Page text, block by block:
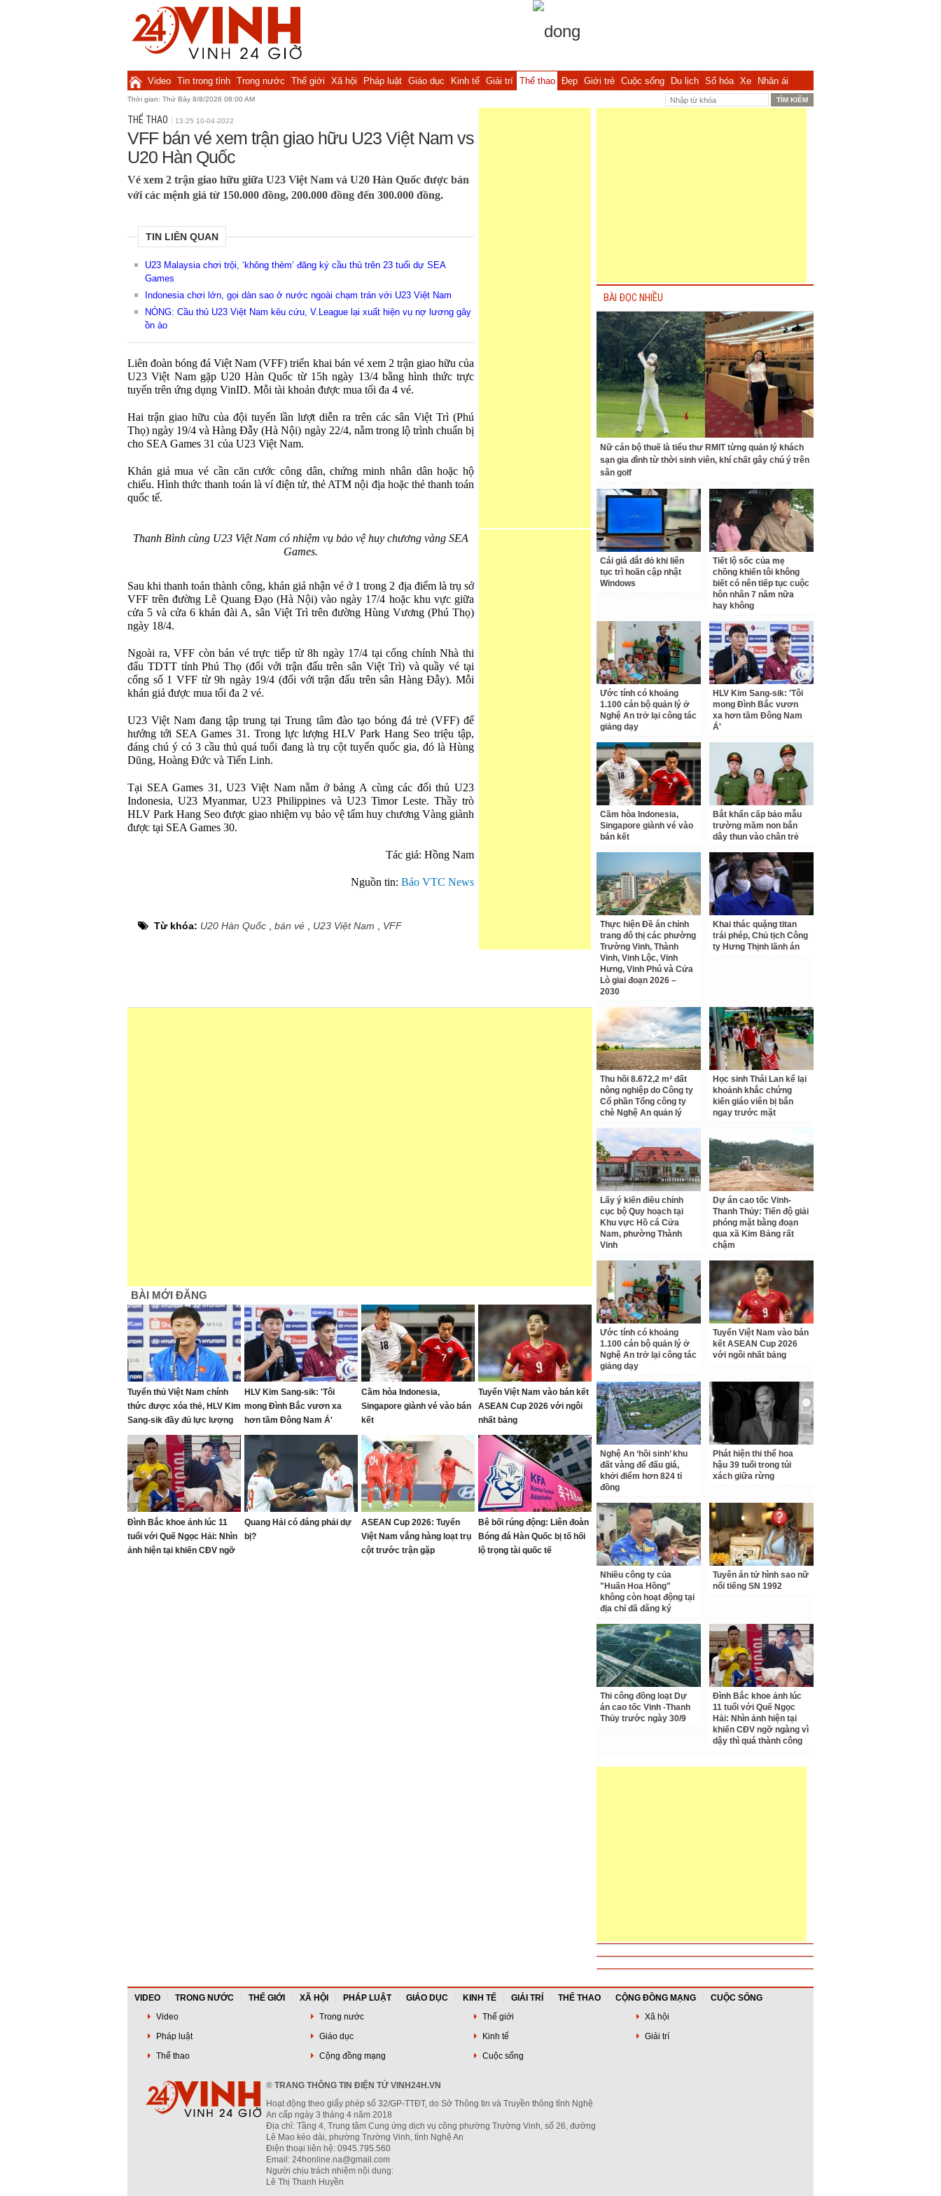
Video Tin trong tỉnh Trong nước Thế giới Xã hội Pháp luật Giáo dục Kinh tế Giải trí Thể thao Đẹp Giới trẻ Cuộc sống Du lịch Số hóa Xe Nhân ái
Thời gian: Thứ Bảy 8/8/2026 08:00 AM
THỂ THAO 13:25 10-04-2022
VFF bán vé xem trận giao hữu U23 Việt Nam vs
U20 Hàn Quốc
Vé xem 2 trận giao hữu giữa U23 Việt Nam và U20 Hàn Quốc được bán
với các mệnh giá từ 150.000 đồng, 200.000 đồng đến 300.000 đồng.
TIN LIÊN QUAN
U23 Malaysia chơi trội, ‘không thèm’ đăng ký cầu thủ trên 23 tuổi dự SEA
Games
Indonesia chơi lớn, gọi dàn sao ở nước ngoài chạm trán với U23 Việt Nam
NÓNG: Cầu thủ U23 Việt Nam kêu cứu, V.League lại xuất hiện vụ nợ lương gây
ồn ào
Liên đoàn bóng đá Việt Nam (VFF) triển khai bán vé xem 2 trận giao hữu của
U23 Việt Nam gặp U20 Hàn Quốc từ 15h ngày 13/4 bằng hình thức trực
tuyến trên ứng dụng VinID. Mỗi tài khoản được mua tối đa 4 vé.
Hai trận giao hữu của đội tuyển lần lượt diễn ra trên các sân Việt Trì (Phú
Thọ) ngày 19/4 và Hàng Đẫy (Hà Nội) ngày 22/4, nằm trong lộ trình chuẩn bị
cho SEA Games 31 của U23 Việt Nam.
Khán giả mua vé cần căn cước công dân, chứng minh nhân dân hoặc hộ
chiếu. Hình thức thanh toán là ví điện tử, thẻ ATM nội địa hoặc thẻ thanh toán
quốc tế.
Thanh Bình cùng U23 Việt Nam có nhiệm vụ bảo vệ huy chương vàng SEA
Games.
Sau khi thanh toán thành công, khán giả nhận vé ở 1 trong 2 địa điểm là trụ sở
VFF trên đường Lê Quang Đạo (Hà Nội) vào ngày 17/4 hoặc khu vực giữa
cửa 5 và cửa 6 khán đài A, sân Việt Trì trên đường Hùng Vương (Phú Thọ)
ngày 18/4.
Ngoài ra, VFF còn bán vé trực tiếp từ 8h ngày 17/4 tại cổng chính Nhà thi
đấu TDTT tỉnh Phú Thọ (đối với trận đấu trên sân Việt Trì) và quầy vé tại
cổng số 1 VFF từ 9h ngày 19/4 (đối với trận đấu trên sân Hàng Đẫy). Mỗi
khán giả được mua tối đa 2 vé.
U23 Việt Nam đang tập trung tại Trung tâm đào tạo bóng đá trẻ (VFF) để
hướng tới SEA Games 31. Trong lực lượng HLV Park Hang Seo triệu tập,
đáng chú ý có 3 cầu thủ quá tuổi đang là trụ cột tuyển quốc gia, đó là Hùng
Dũng, Hoàng Đức và Tiến Linh.
Tại SEA Games 31, U23 Việt Nam nằm ở bảng A cùng các đối thủ U23
Indonesia, U23 Myanmar, U23 Philippines và U23 Timor Leste. Thầy trò
HLV Park Hang Seo được giao nhiệm vụ bảo vệ tấm huy chương Vàng giành
được tại SEA Games 30.
Tác giả: Hồng Nam
Nguồn tin: Báo VTC News
Từ khóa: U20 Hàn Quốc bán vé U23 Việt Nam VFF
BÀI MỚI ĐĂNG
Tuyển thủ Việt Nam chính
thức được xóa thẻ, HLV Kim
Sang-sik đầy đủ lực lượng
đá bán kết AFF Cup
HLV Kim Sang-sik: 'Tôi
mong Đình Bắc vươn xa
hơn tầm Đông Nam Á'
Cầm hòa Indonesia,
Singapore giành vé vào bán
kết
Tuyển Việt Nam vào bán kết
ASEAN Cup 2026 với ngôi
nhất bảng
Đình Bắc khoe ảnh lúc 11
tuổi với Quế Ngọc Hải: Nhìn
ảnh hiện tại khiến CĐV ngỡ
Quang Hải có đáng phải dự
bị?
ASEAN Cup 2026: Tuyển
Việt Nam vắng hàng loạt trụ
cột trước trận gặp
Bê bối rúng động: Liên đoàn
Bóng đá Hàn Quốc bị tố hối
lộ trọng tài quốc tế
BÀI ĐỌC NHIỀU
Nữ cán bộ thuế là tiểu thư RMIT từng quản lý khách
sạn gia đình từ thời sinh viên, khí chất gây chú ý trên
sân golf
Cái giá đắt đỏ khi liên
tục trì hoãn cập nhật
Windows
Tiết lộ sốc của mẹ
chồng khiến tôi không
biết có nên tiếp tục cuộc
hôn nhân 7 năm nữa
hay không
Ước tính có khoảng
1.100 cán bộ quản lý ở
Nghệ An trở lại công tác
giảng dạy
HLV Kim Sang-sik: 'Tôi
mong Đình Bắc vươn
xa hơn tầm Đông Nam
Á'
Cầm hòa Indonesia,
Singapore giành vé vào
bán kết
Bắt khẩn cấp bảo mẫu
trường mầm non bắn
dây thun vào chân trẻ
Thực hiện Đề án chỉnh
trang đô thị các phường
Trường Vinh, Thành
Vinh, Vinh Lộc, Vinh
Hưng, Vinh Phú và Cửa
Lò giai đoạn 2026 –
2030
Khai thác quặng titan
trái phép, Chủ tịch Công
ty Hưng Thịnh lãnh án
Thu hồi 8.672,2 m² đất
nông nghiệp do Công ty
Cổ phần Tổng công ty
chè Nghệ An quản lý
Học sinh Thái Lan kể lại
khoảnh khắc chứng
kiến giáo viên bị bắn
ngay trước mặt
Lấy ý kiến điều chỉnh
cục bộ Quy hoạch tại
Khu vực Hồ cá Cửa
Nam, phường Thành
Vinh
Dự án cao tốc Vinh-
Thanh Thủy: Tiến độ giải
phóng mặt bằng đoạn
qua xã Kim Bảng rất
chậm
Ước tính có khoảng
1.100 cán bộ quản lý ở
Nghệ An trở lại công tác
giảng dạy
Tuyển Việt Nam vào bán
kết ASEAN Cup 2026
với ngôi nhất bảng
Nghệ An ‘hồi sinh’ khu
đất vàng để đấu giá,
khởi điểm hơn 824 tỉ
đồng
Phát hiện thi thể hoa
hậu 39 tuổi trong túi
xách giữa rừng
Nhiều công ty của
"Huấn Hoa Hồng"
không còn hoạt động tại
địa chỉ đã đăng ký
Tuyên án tử hình sao nữ
nổi tiếng SN 1992
Thi công đồng loạt Dự
án cao tốc Vinh -Thanh
Thủy trước ngày 30/9
Đình Bắc khoe ảnh lúc
11 tuổi với Quế Ngọc
Hải: Nhìn ảnh hiện tại
khiến CĐV ngỡ ngàng vì
dậy thì quá thành công
VIDEO TRONG NƯỚC THẾ GIỚI XÃ HỘI PHÁP LUẬT GIÁO DỤC KINH TẾ GIẢI TRÍ THỂ THAO CỘNG ĐỒNG MẠNG
CUỘC SỐNG
Video
Trong nước Thế giới
Xã hội
Pháp luật
Giáo dục Kinh tế
Giải trí
Thể thao
Cộng đồng mạng Cuộc sống
® TRANG THÔNG TIN ĐIỆN TỬ VINH24H.VN
Hoạt động theo giấy phép số 32/GP-TTĐT, do Sở Thông tin và Truyền thông tỉnh Nghệ
An cấp ngày 3 tháng 4 năm 2018
Địa chỉ: Tầng 4, Trung tâm Cung ứng dịch vụ công phường Trường Vinh, số 26, đường
Lê Mao kéo dài, phường Trường Vinh, tỉnh Nghệ An
Điện thoại liên hệ: 0945.795.560
Email: 24honline.na@gmail.com
Người chịu trách nhiệm nội dung:
Lê Thị Thanh Huyền